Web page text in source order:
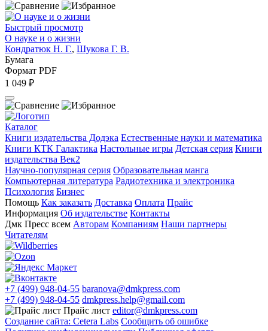
Быстрый просмотр
О науке и о жизни
Кондратюк Н. Г., Шукова Г. В.
Бумага
Формат PDF
1 049 ₽
Каталог
Книги издательства Додэка Естественные науки и математика
Книги КТК Галактика Настольные игры Детская серия Книги
издательства Век2
Научно-популярная серия Образовательная манга
Компьютерная литература Радиотехника и электроника
Психология Бизнес
Помощь Как заказать Доставка Оплата Прайс
Информация Об издательстве Контакты
Дмк Пресс всем Авторам Компаниям Наши партнеры
Читателям
+7 (499) 948-04-55 baranova@dmkpress.com
+7 (499) 948-04-55 dmkpress.help@gmail.com
Прайс лист editor@dmkpress.com
Создание сайта: Cetera Labs Сообщить об ошибке